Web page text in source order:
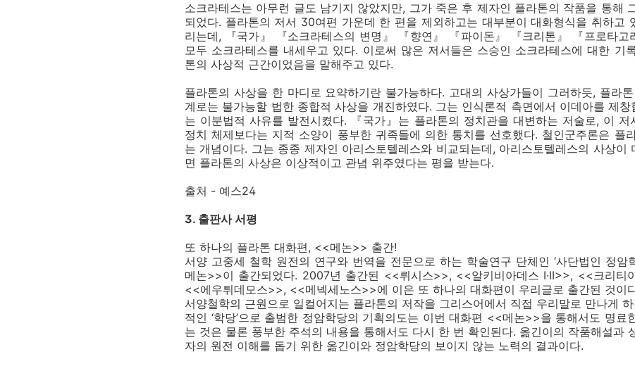
소크라테스는 아무런 글도 남기지 않았지만, 그가 죽은 후 제자인 플라톤의 작품을 통해
되었다. 플라톤의 저서 30여편 가운데 한 편을 제외하고는 대부분이 대화형식을 취하고
리는데, 『국가』 『소크라테스의 변명』 『향연』 『파이돈』 『크리톤』 『프로타고
모두 소크라테스를 내세우고 있다. 이로써 많은 저서들은 스승인 소크라테스에 대한 기
톤의 사상적 근간이었음을 말해주고 있다.
플라톤의 사상을 한 마디로 요약하기란 불가능하다. 고대의 사상가들이 그러하듯, 플라
계로는 불가능할 법한 종합적 사상을 개진하였다. 그는 인식론적 측면에서 이데아를 제
는 이분법적 사유를 발전시켰다. 『국가』는 플라톤의 정치관을 대변하는 저술로, 이 저
정치 체제보다는 지적 소양이 풍부한 귀족들에 의한 통치를 선호했다. 철인군주론은 플
는 개념이다. 그는 종종 제자인 아리스토텔레스와 비교되는데, 아리스토텔레스의 사상이
면 플라톤의 사상은 이상적이고 관념 위주였다는 평을 받는다.
출처 - 예스24
3. 출판사 서평
또 하나의 플라톤 대화편, <<메논>> 출간!
서양 고중세 철학 원전의 연구와 번역을 전문으로 하는 학술연구 단체인 ‘사단법인 정암
메논>>이 출간되었다. 2007년 출간된 <<뤼시스>>, <<알키비아데스 I·II>>, <<크리티
<<에우튀데모스>>, <<메넥세노스>>에 이은 또 하나의 대화편이 우리글로 출간된 것이
서양철학의 근원으로 일컬어지는 플라톤의 저작을 그리스어에서 직접 우리말로 만나게
적인 ‘학당’으로 출범한 정암학당의 기획의도는 이번 대화편 <<메논>>을 통해서도 명료
는 것은 물론 풍부한 주석의 내용을 통해서도 다시 한 번 확인된다. 옮긴이의 작품해설과
자의 원전 이해를 돕기 위한 옮긴이와 정암학당의 보이지 않는 노력의 결과이다.